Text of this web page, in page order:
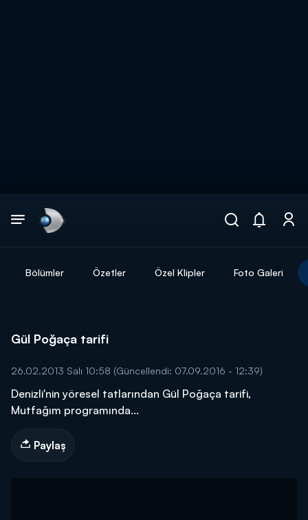
Bölümler Özetler Özel Klipler Foto Galeri
Gül Poğaça tarifi
26.02.2013 Salı 10:58 (Güncellendi: 07.09.2016 - 12:39)
Denizli'nin yöresel tatlarından Gül Poğaça tarifi,
Mutfağım programında...
Paylaş